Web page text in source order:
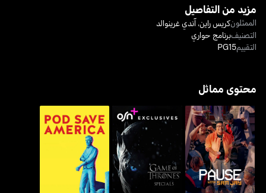
مزيد من التفاصيل
الممثلونكريس راين،آندي غرينوالد
التصنيفبرنامج حواري
التقييمPG15
محتوى مماثل
بوز وذ سام جيه غايم اوف ثرونز: سبيشلز بود سيف أميركا